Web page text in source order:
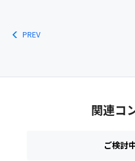
PREV
関連コ
ご検討